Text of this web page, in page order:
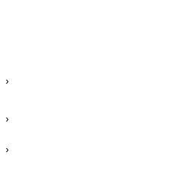
›
›
›